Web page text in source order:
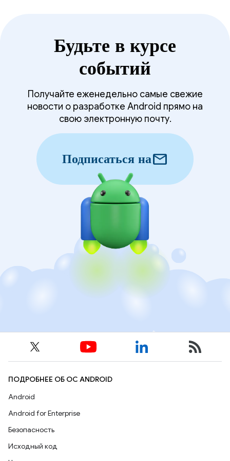
Будьте в курсе
событий
Получайте еженедельно самые свежие
новости о разработке Android прямо на
свою электронную почту.
Подписаться наmail
ПОДРОБНЕЕ ОБ ОС ANDROID
Android
Android for Enterprise
Безопасность
Исходный код